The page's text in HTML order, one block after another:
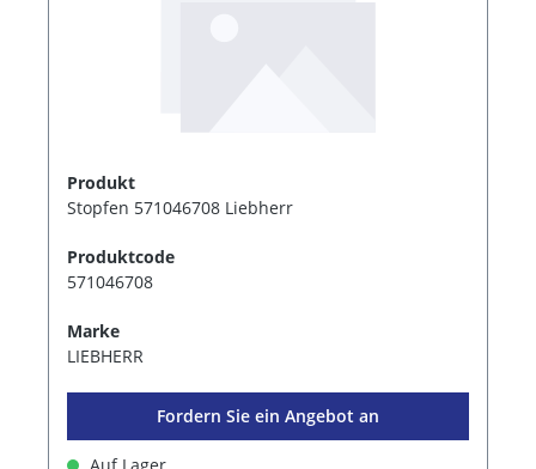
Produkt
Stopfen 571046708 Liebherr
Produktcode
571046708
Marke
LIEBHERR
Fordern Sie ein Angebot an